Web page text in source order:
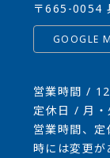
〒665-0054
GOOGLE
営業時間 /
定休日 / 月・
営業時間、
時には変更が